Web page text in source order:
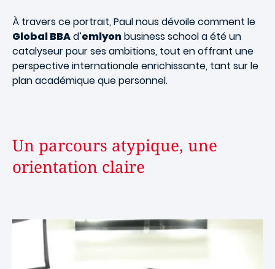
À travers ce portrait, Paul nous dévoile comment le
Global BBAd’emlyonbusiness school a été un
catalyseur pour ses ambitions, tout en offrant une
perspective internationale enrichissante, tant sur le
plan académique que personnel.
Un parcours atypique, une
orientation claire